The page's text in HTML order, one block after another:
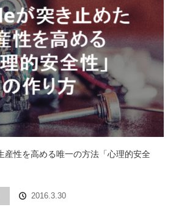
産性を高める唯一の方法「心理的安全
2016.3.30